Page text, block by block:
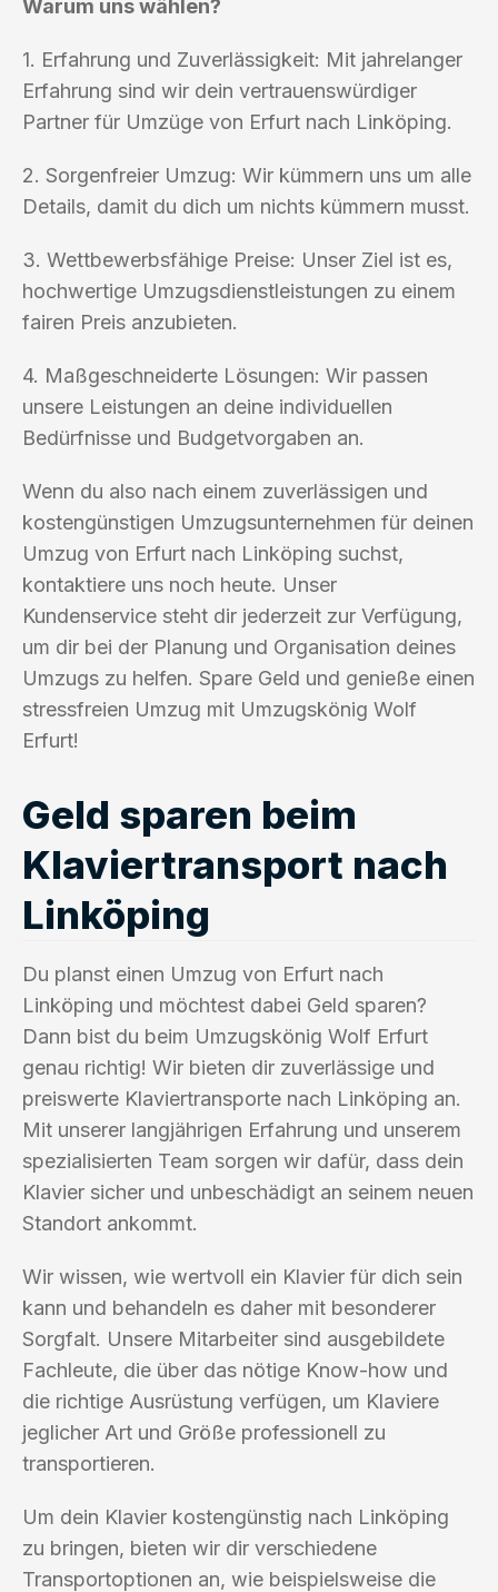
Warum uns wählen?
1. Erfahrung und Zuverlässigkeit: Mit jahrelanger
Erfahrung sind wir dein vertrauenswürdiger
Partner für Umzüge von Erfurt nach Linköping.
2. Sorgenfreier Umzug: Wir kümmern uns um alle
Details, damit du dich um nichts kümmern musst.
3. Wettbewerbsfähige Preise: Unser Ziel ist es,
hochwertige Umzugsdienstleistungen zu einem
fairen Preis anzubieten.
4. Maßgeschneiderte Lösungen: Wir passen
unsere Leistungen an deine individuellen
Bedürfnisse und Budgetvorgaben an.
Wenn du also nach einem zuverlässigen und
kostengünstigen Umzugsunternehmen für deinen
Umzug von Erfurt nach Linköping suchst,
kontaktiere uns noch heute. Unser
Kundenservice steht dir jederzeit zur Verfügung,
um dir bei der Planung und Organisation deines
Umzugs zu helfen. Spare Geld und genieße einen
stressfreien Umzug mit Umzugskönig Wolf
Erfurt!
Geld sparen beim
Klaviertransport nach
Linköping
Du planst einen Umzug von Erfurt nach
Linköping und möchtest dabei Geld sparen?
Dann bist du beim Umzugskönig Wolf Erfurt
genau richtig! Wir bieten dir zuverlässige und
preiswerte Klaviertransporte nach Linköping an.
Mit unserer langjährigen Erfahrung und unserem
spezialisierten Team sorgen wir dafür, dass dein
Klavier sicher und unbeschädigt an seinem neuen
Standort ankommt.
Wir wissen, wie wertvoll ein Klavier für dich sein
kann und behandeln es daher mit besonderer
Sorgfalt. Unsere Mitarbeiter sind ausgebildete
Fachleute, die über das nötige Know-how und
die richtige Ausrüstung verfügen, um Klaviere
jeglicher Art und Größe professionell zu
transportieren.
Um dein Klavier kostengünstig nach Linköping
zu bringen, bieten wir dir verschiedene
Transportoptionen an, wie beispielsweise die